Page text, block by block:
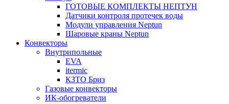
ГОТОВЫЕ КОМПЛЕКТЫ НЕПТУН
Датчики контроля протечек воды
Модули управления Neptun
Шаровые краны Neptun
Конвекторы
Внутрипольные
EVA
itermic
КЗТО Бриз
Газовые конвекторы
ИК-обогреватели